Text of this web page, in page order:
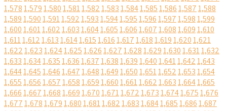
1,5781,5791,5801,5811,5821,5831,5841,5851,5861,5871,588
1,5891,5901,5911,5921,5931,5941,5951,5961,5971,5981,599
1,6001,6011,6021,6031,6041,6051,6061,6071,6081,6091,610
1,6111,6121,6131,6141,6151,6161,6171,6181,6191,6201,621
1,6221,6231,6241,6251,6261,6271,6281,6291,6301,6311,632
1,6331,6341,6351,6361,6371,6381,6391,6401,6411,6421,643
1,6441,6451,6461,6471,6481,6491,6501,6511,6521,6531,654
1,6551,6561,6571,6581,6591,6601,6611,6621,6631,6641,665
1,6661,6671,6681,6691,6701,6711,6721,6731,6741,6751,676
1,6771,6781,6791,6801,6811,6821,6831,6841,6851,6861,687